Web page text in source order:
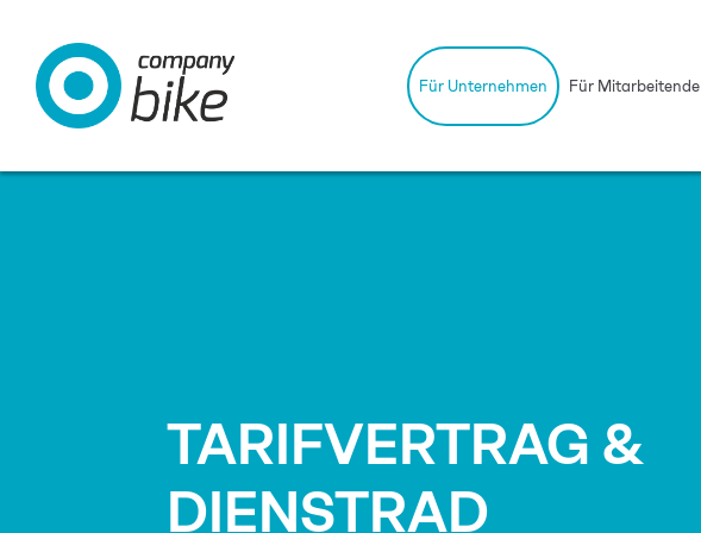
Für Unternehmen Für Mitarbeitende
TARIFVERTRAG &
DIENSTRAD